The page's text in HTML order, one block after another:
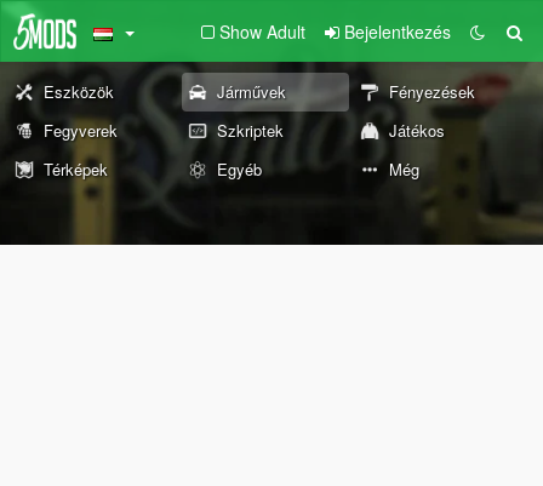
Show Adult Bejelentkezés
Eszközök Járművek
Fényezések
Fegyverek
Szkriptek
Játékos
Térképek
Egyéb Még